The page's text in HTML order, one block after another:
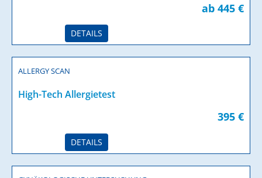
ab 445 €
DETAILS
ALLERGY SCAN
High-Tech Allergietest
395 €
DETAILS